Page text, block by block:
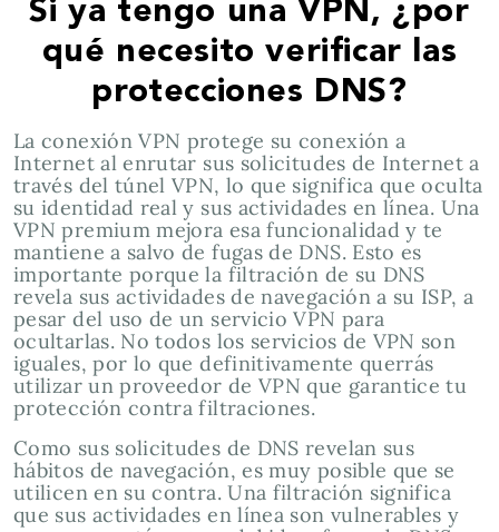
Si ya tengo una VPN, ¿por
qué necesito verificar las
protecciones DNS?
La conexión VPN protege su conexión a
Internet al enrutar sus solicitudes de Internet a
través del túnel VPN, lo que significa que oculta
su identidad real y sus actividades en línea. Una
VPN premium mejora esa funcionalidad y te
mantiene a salvo de fugas de DNS. Esto es
importante porque la filtración de su DNS
revela sus actividades de navegación a su ISP, a
pesar del uso de un servicio VPN para
ocultarlas. No todos los servicios de VPN son
iguales, por lo que definitivamente querrás
utilizar un proveedor de VPN que garantice tu
protección contra filtraciones.
Como sus solicitudes de DNS revelan sus
hábitos de navegación, es muy posible que se
utilicen en su contra. Una filtración significa
que sus actividades en línea son vulnerables y